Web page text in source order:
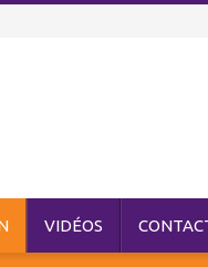
VIDÉOS